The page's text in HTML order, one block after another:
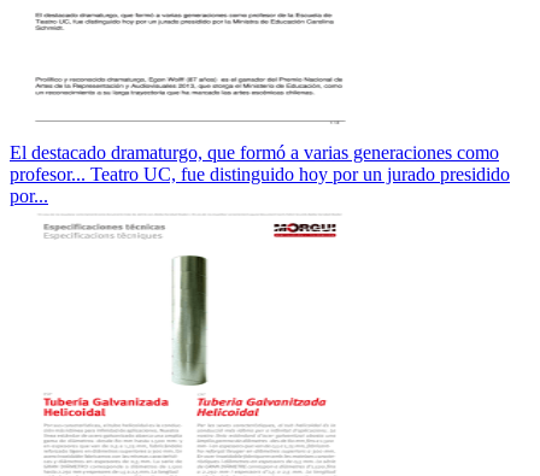
El destacado dramaturgo, que formó a varias generaciones como
profesor... Teatro UC, fue distinguido hoy por un jurado presidido
por...